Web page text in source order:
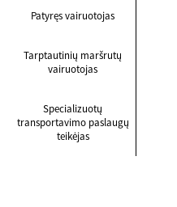
Patyręs vairuotojas
Tarptautinių maršrutų
vairuotojas
Specializuotų
transportavimo paslaugų
teikėjas